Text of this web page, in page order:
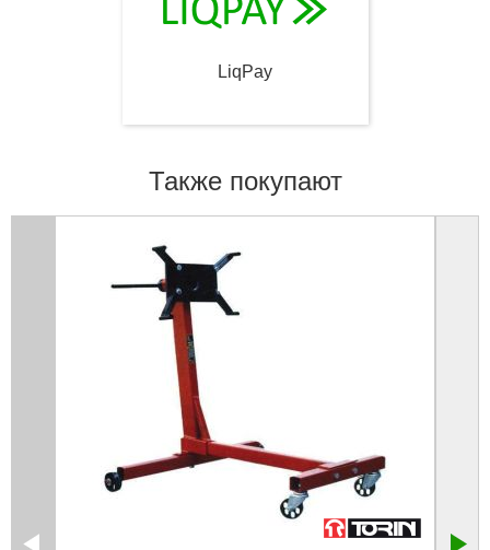
LiqPay
Также покупают